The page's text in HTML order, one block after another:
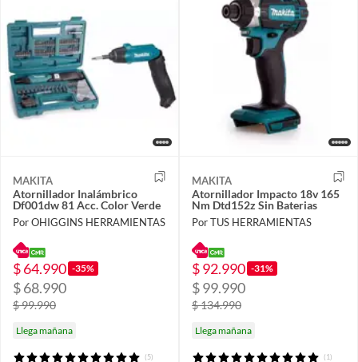
MAKITA
Atornillador Inalámbrico
Df001dw 81 Acc. Color Verde
Por OHIGGINS HERRAMIENTAS
$ 64.990 -35%
$ 68.990
$ 99.990
Llega mañana
(5)
MAKITA
Atornillador Impacto 18v 165
Nm Dtd152z Sin Baterias
Por TUS HERRAMIENTAS
$ 92.990 -31%
$ 99.990
$ 134.990
Llega mañana
(1)